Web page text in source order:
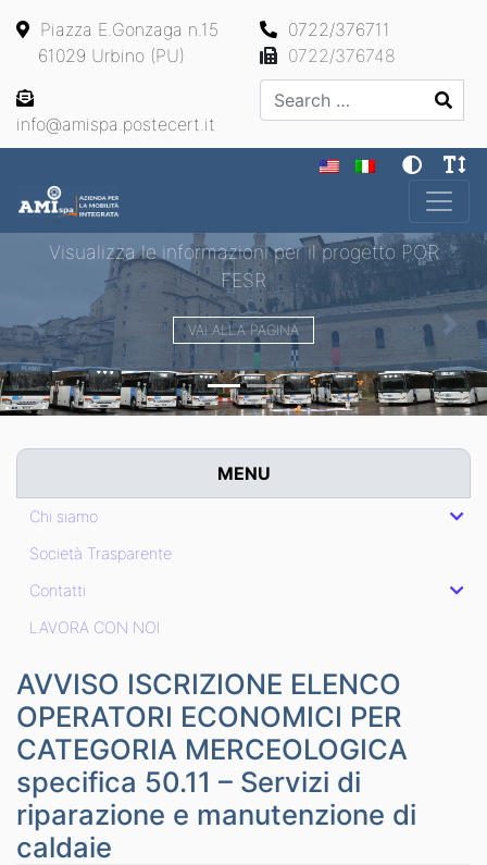
Piazza E.Gonzaga n.15
61029 Urbino (PU)
0722/376711
0722/376748
info@amispa.postecert.it
Search
Main Navigation
Visualizza le informazioni per il progetto POR
FESR
VAI ALLA PAGINA
Previous Next
MENU
Chi siamo
Società Trasparente
Contatti
LAVORA CON NOI
AVVISO ISCRIZIONE ELENCO
OPERATORI ECONOMICI PER
CATEGORIA MERCEOLOGICA
specifica 50.11 – Servizi di
riparazione e manutenzione di
caldaie